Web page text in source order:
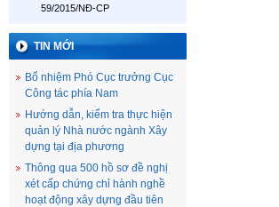
59/2015/NĐ-CP
TIN MỚI
Bổ nhiệm Phó Cục trưởng Cục
Công tác phía Nam
Hướng dẫn, kiểm tra thực hiện
quản lý Nhà nước ngành Xây
dựng tại địa phương
Thông qua 500 hồ sơ đề nghị
xét cấp chứng chỉ hành nghề
hoạt động xây dựng đầu tiên